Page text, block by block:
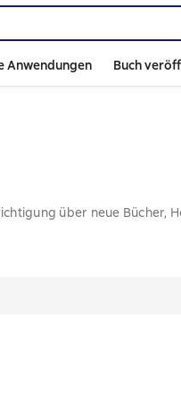
Anwendungen Buch
über neue Bücher,